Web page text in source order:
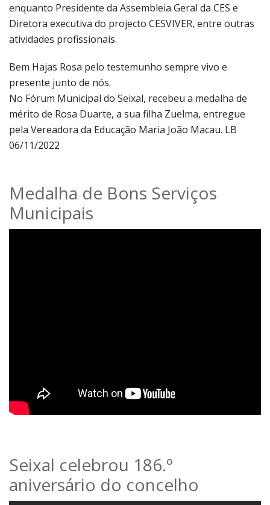
enquanto Presidente da Assembleia Geral da CES e
Diretora executiva do projecto CESVIVER, entre outras
atividades profissionais.
Bem Hajas Rosa pelo testemunho sempre vivo e
presente junto de nós.
No Fórum Municipal do Seixal, recebeu a medalha de
mérito de Rosa Duarte, a sua filha Zuelma, entregue
pela Vereadora da Educação Maria João Macau. LB
06/11/2022
Medalha de Bons Serviços
Municipais
Seixal celebrou 186.º
aniversário do concelho